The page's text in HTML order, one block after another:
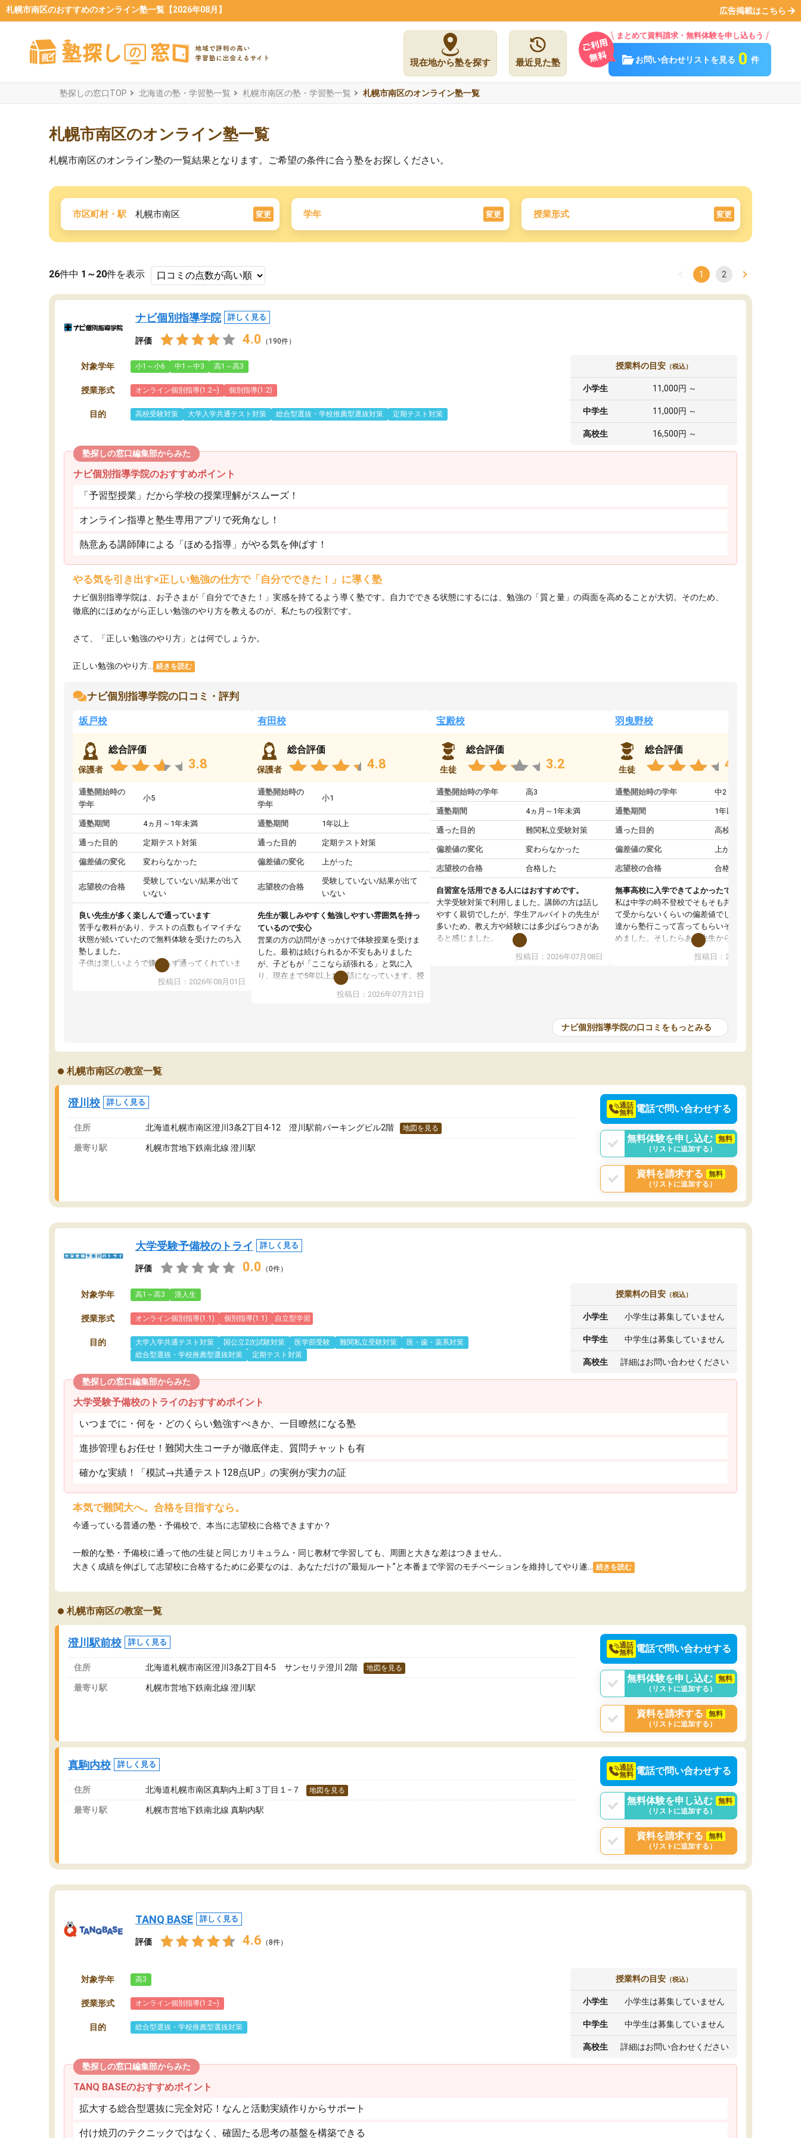
札幌市南区のおすすめのオンライン塾一覧【2026年08月】 広告掲載はこちら
現在地から塾を探す 最近見た塾
まとめて資料請求・無料体験を申し込もう
お問い合わせリストを見る 0 件
塾探しの窓口TOP 北海道の塾・学習塾一覧 札幌市南区の塾・学習塾一覧 札幌市南区のオンライン塾一覧
札幌市南区のオンライン塾一覧
札幌市南区のオンライン塾の一覧結果となります。ご希望の条件に合う塾をお探しください。
市区町村・駅 札幌市南区 変更 学年 変更 授業形式 変更
26件中 1～20件を表示 1 2
ナビ個別指導学院 詳しく見る
評価 4.0 （190件）
対象学年 小1～小6 中1～中3 高1～高3
授業形式 オンライン個別指導(1:2~) 個別指導(1:2)
目的 高校受験対策 大学入学共通テスト対策 総合型選抜・学校推薦型選抜対策 定期テスト対策
授業料の目安 （税込）
小学生 11,000円 ～
中学生 11,000円 ～
高校生 16,500円 ～
塾探しの窓口編集部からみた
ナビ個別指導学院のおすすめポイント
「予習型授業」だから学校の授業理解がスムーズ！
オンライン指導と塾生専用アプリで死角なし！
熱意ある講師陣による「ほめる指導」がやる気を伸ばす！
やる気を引き出す×正しい勉強の仕方で「自分でできた！」に導く塾
ナビ個別指導学院は、お子さまが「自分でできた！」実感を持てるよう導く塾です。自力でできる状態にするには、勉強の「質と量」の両面を高めることが大切。そのため、
徹底的にほめながら正しい勉強のやり方を教えるのが、私たちの役割です。
さて、「正しい勉強のやり方」とは何でしょうか。
正しい勉強のやり方... 続きを読む
ナビ個別指導学院の口コミ・評判
坂戸校
保護者
総合評価
3.8
通塾開始時の
学年
小5
通塾期間 4ヵ月～1年未満
通った目的 定期テスト対策
偏差値の変化 変わらなかった
志望校の合格
受験していない/結果が出て
いない
良い先生が多く楽しんで通っています
苦手な教科があり、テストの点数もイマイチな
状態が続いていたので無料体験を受けたのち入
塾しました。
子供は楽しいようで嫌がらず通ってくれていま
先生は良い方が多く、いつも笑顔で対応して頂
ングを利用または路上駐車をするしかない点が
投稿日：2026年08月01日
有田校
保護者
総合評価
4.8
通塾開始時の
学年
小1
通塾期間 1年以上
通った目的 定期テスト対策
偏差値の変化 上がった
志望校の合格
受験していない/結果が出て
いない
先生が親しみやすく勉強しやすい雰囲気を持っ
ているので安心
営業の方の訪問がきっかけで体験授業を受けま
した。最初は続けられるか不安もありました
が、子どもが「ここなら頑張れる」と気に入
り、現在まで5年以上お世話になっています。授
業はとても分かりやすく、学校とは違った解き
方や、子どもに合った覚え方・考え方を丁寧に
お世話になりたいと思える塾です。
投稿日：2026年07月21日
宝殿校
生徒
総合評価
3.2
通塾開始時の学年 高3
通塾期間 4ヵ月～1年未満
通った目的 難関私立受験対策
偏差値の変化 変わらなかった
志望校の合格 合格した
自習室を活用できる人にはおすすめです。
大学受験対策で利用しました。講師の方は話し
やすく親切でしたが、学生アルバイトの先生が
多いため、教え方や経験には多少ばらつきがあ
ると感じました。
授業はホワイトボードを使って説明してくれる
教室全体としては小学生や中学生の利用者が多
投稿日：2026年07月08日
羽曳野校
生徒
総合評価
4.6
通塾開始時の学年 中2
通塾期間 1年以上
通った目的 高校受験対策
偏差値の変化 上がった
志望校の合格 合格した
無事高校に入学できてよかったです。
私は中学の時不登校でそもそも共学の高校なん
て受からないくらいの偏差値でした。ある日友
達から塾行こって言ってもらいそこから通い始
めました。そしたらある先生から学ぶ楽しさを
教えていただき勉強などして無かったのに自主
室で勉強するくらいハマりました。私の担当の
投稿日：2026年07月01日
ナビ個別指導学院の口コミをもっとみる
札幌市南区の教室一覧
澄川校 詳しく見る
住所 北海道札幌市南区澄川3条2丁目4-12 澄川駅前パーキングビル2階 地図を見る
最寄り駅 札幌市営地下鉄南北線 澄川駅
通話
無料 電話で問い合わせする
無料体験を申し込む
無料
（リストに追加する）
資料を請求する
無料
（リストに追加する）
大学受験予備校のトライ 詳しく見る
評価 0.0 （0件）
対象学年 高1～高3 浪人生
授業形式 オンライン個別指導(1:1) 個別指導(1:1) 自立型学習
目的 大学入学共通テスト対策 国公立2次試験対策 医学部受験 難関私立受験対策
医・歯・薬系対策
総合型選抜・学校推薦型選抜対策
定期テスト対策
授業料の目安 （税込）
小学生 小学生は募集していません
中学生 中学生は募集していません
高校生 詳細はお問い合わせください
塾探しの窓口編集部からみた
大学受験予備校のトライのおすすめポイント
いつまでに・何を・どのくらい勉強すべきか、一目瞭然になる塾
進捗管理もお任せ！難関大生コーチが徹底伴走、質問チャットも有
確かな実績！「模試→共通テスト128点UP」の実例が実力の証
本気で難関大へ。合格を目指すなら。
今通っている普通の塾・予備校で、本当に志望校に合格できますか？
一般的な塾・予備校に通って他の生徒と同じカリキュラム・同じ教材で学習しても、周囲と大きな差はつきません。
大きく成績を伸ばして志望校に合格するために必要なのは、あなただけの“最短ルート”と本番まで学習のモチベーションを維持してやり遂...
続きを読む
札幌市南区の教室一覧
澄川駅前校 詳しく見る
住所 北海道札幌市南区澄川3条2丁目4-5 サンセリテ澄川 2階 地図を見る
最寄り駅 札幌市営地下鉄南北線 澄川駅
通話
無料 電話で問い合わせする
無料体験を申し込む
無料
（リストに追加する）
資料を請求する
無料
（リストに追加する）
真駒内校 詳しく見る
住所 北海道札幌市南区真駒内上町３丁目１−７ 地図を見る
最寄り駅 札幌市営地下鉄南北線 真駒内駅
通話
無料 電話で問い合わせする
無料体験を申し込む
無料
（リストに追加する）
資料を請求する
無料
（リストに追加する）
TANQ BASE 詳しく見る
評価 4.6 （8件）
対象学年 高3
授業形式 オンライン個別指導(1:2~)
目的 総合型選抜・学校推薦型選抜対策
授業料の目安 （税込）
小学生 小学生は募集していません
中学生 中学生は募集していません
高校生 詳細はお問い合わせください
塾探しの窓口編集部からみた
TANQ BASEのおすすめポイント
拡大する総合型選抜に完全対応！なんと活動実績作りからサポート
付け焼刃のテクニックではなく、確固たる思考の基盤を構築できる